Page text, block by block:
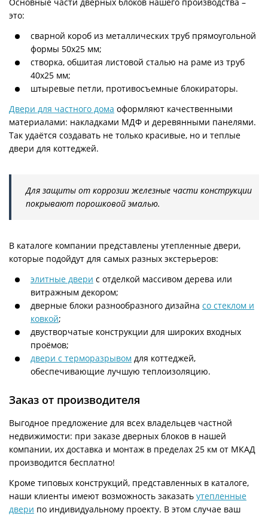
Основные части дверных блоков нашего производства –
это:
сварной короб из металлических труб прямоугольной
формы 50х25 мм;
створка, обшитая листовой сталью на раме из труб
40х25 мм;
штыревые петли, противосъемные блокираторы.
Двери для частного дома оформляют качественными
материалами: накладками МДФ и деревянными панелями.
Так удаётся создавать не только красивые, но и теплые
двери для коттеджей.
Для защиты от коррозии железные части конструкции
покрывают порошковой эмалью.
В каталоге компании представлены утепленные двери,
которые подойдут для самых разных экстерьеров:
элитные двери с отделкой массивом дерева или
витражным декором;
дверные блоки разнообразного дизайна со стеклом и
ковкой;
двустворчатые конструкции для широких входных
проёмов;
двери с терморазрывом для коттеджей,
обеспечивающие лучшую теплоизоляцию.
Заказ от производителя
Выгодное предложение для всех владельцев частной
недвижимости: при заказе дверных блоков в нашей
компании, их доставка и монтаж в пределах 25 км от МКАД
производится бесплатно!
Кроме типовых конструкций, представленных в каталоге,
наши клиенты имеют возможность заказать утепленные
двери по индивидуальному проекту. В этом случае ваш